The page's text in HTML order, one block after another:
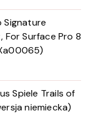
Signature
For Surface Pro 8
Spiele Trails of
niemiecka)